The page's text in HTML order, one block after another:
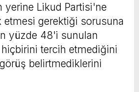
yerine Likud Partisi'ne
etmesi gerektiği sorusuna
yüzde 48'i sunulan
tercih etmediğini
belirtmediklerini